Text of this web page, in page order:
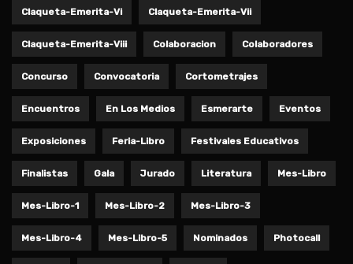
Claqueta-Emerita-Vi Claqueta-Emerita-Vii
Claqueta-Emerita-Viii Colaboracion Colaboradores
Concurso Convocatoria Cortometrajes
Encuentros En Los Medios Esmerarte Eventos
Exposiciones Feria-Libro Festivales Educativos
Finalistas Gala Jurado Literatura Mes-Libro
Mes-Libro-1 Mes-Libro-2 Mes-Libro-3
Mes-Libro-4 Mes-Libro-5 Nominados Photocall